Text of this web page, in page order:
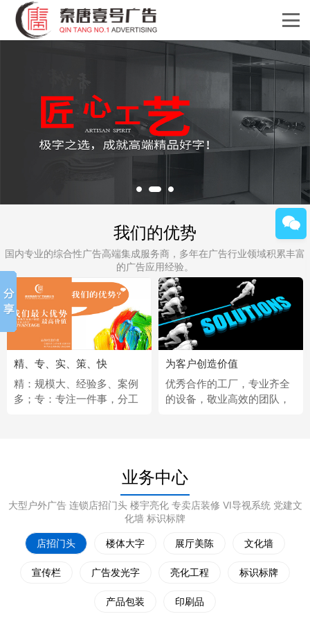
我们的优势
国内专业的综合性广告高端集成服务商，多年在广告行业领域积累丰富
的广告应用经验。
精、专、实、策、快
精：规模大、经验多、案例
多；专：专注一件事，分工
为客户创造价值
优秀合作的工厂，专业齐全
的设备，敬业高效的团队，
业务中心
大型户外广告 连锁店招门头 楼宇亮化 专卖店装修 VI导视系统 党建文
化墙 标识标牌
店招门头 楼体大字 展厅美陈 文化墙
宣传栏 广告发光字 亮化工程 标识标牌
产品包装 印刷品